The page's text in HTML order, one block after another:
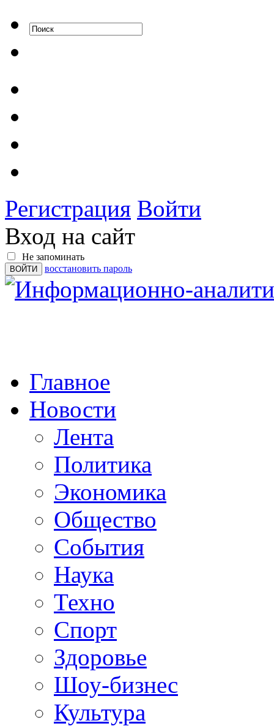
Регистрация Войти
Вход на сайт
Не запоминать
восстановить пароль
Главное
Новости
Лента
Политика
Экономика
Общество
События
Наука
Техно
Спорт
Здоровье
Шоу-бизнес
Культура